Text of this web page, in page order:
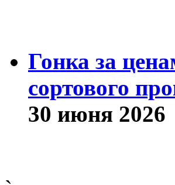
Гонка за
сортового
30 июня 2026